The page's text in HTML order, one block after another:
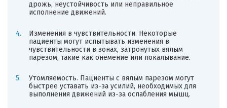
дрожь, неустойчивость или неправильное
исполнение движений.
Изменения в чувствительности. Некоторые
пациенты могут испытывать изменения в
чувствительности в зонах, затронутых вялым
парезом, такие как онемение или покалывание.
Утомляемость. Пациенты с вялым парезом могут
быстрее уставать из-за усилий, необходимых для
выполнения движений из-за ослабления мышц.